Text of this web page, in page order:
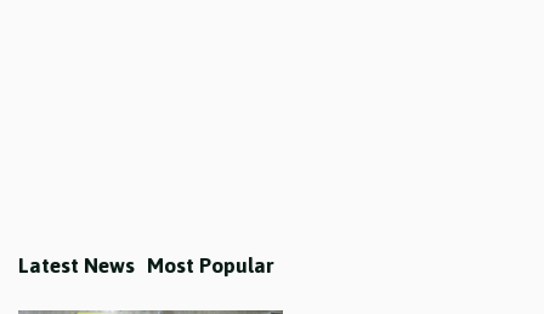
Latest News Most Popular